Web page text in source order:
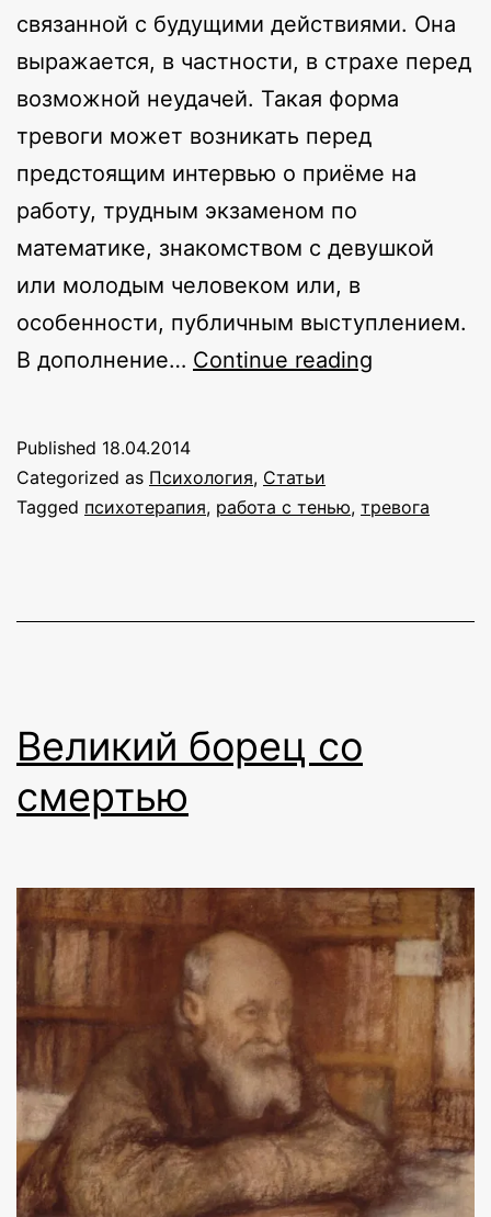
связанной с будущими действиями. Она
выражается, в частности, в страхе перед
возможной неудачей. Такая форма
тревоги может возникать перед
предстоящим интервью о приёме на
работу, трудным экзаменом по
математике, знакомством с девушкой
или молодым человеком или, в
особенности, публичным выступлением.
В дополнение… Continue reading
Published 18.04.2014
Categorized as Психология, Статьи
Tagged психотерапия, работа с тенью, тревога
Великий борец со
смертью